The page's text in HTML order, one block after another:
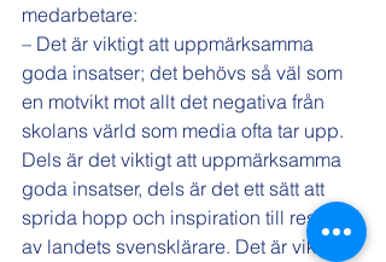
medarbetare:
– Det är viktigt att uppmärksamma
goda insatser; det behövs så väl som
en motvikt mot allt det negativa från
skolans värld som media ofta tar upp.
Dels är det viktigt att uppmärksamma
goda insatser, dels är det ett sätt att
sprida hopp och inspiration till resten
av landets svensklärare. Det är viktigt